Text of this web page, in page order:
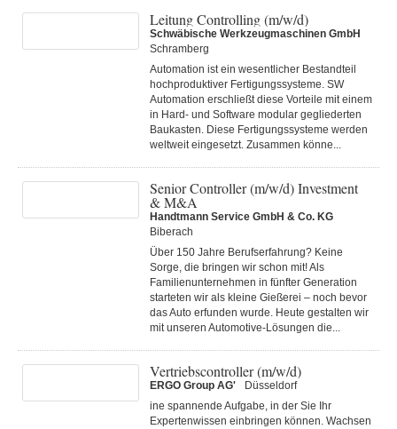
Leitung Controlling (m/w/d)
Schwäbische Werkzeugmaschinen GmbH
Schramberg
Automation ist ein wesentlicher Bestandteil
hochproduktiver Fertigungssysteme. SW
Automation erschließt diese Vorteile mit einem
in Hard- und Software modular gegliederten
Baukasten. Diese Fertigungs­systeme werden
weltweit eingesetzt. Zusammen könne...
Senior Controller (m/w/d) Investment
& M&A
Handtmann Service GmbH & Co. KG
Biberach
Über 150 Jahre Berufserfahrung? Keine
Sorge, die bringen wir schon mit! Als
Familienunternehmen in fünfter Generation
starteten wir als kleine Gießerei – noch bevor
das Auto erfunden wurde. Heute gestalten wir
mit unseren Automotive-Lösungen die...
Vertriebscontroller (m/w/d)
ERGO Group AG'
Düsseldorf
ine spannende Aufgabe, in der Sie Ihr
Expertenwissen einbringen können. Wachsen